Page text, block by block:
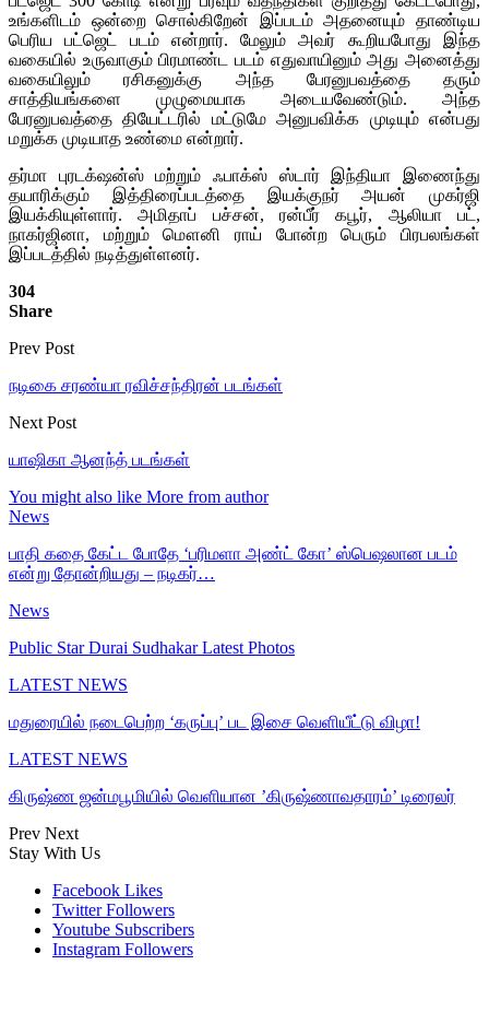
உங்களிடம் ஒன்றை சொல்கிறேன் இப்படம் அதனையும் தாண்டிய
பெரிய பட்ஜெட் படம் என்றார். மேலும் அவர் கூறியபோது இந்த
வகையில் உருவாகும் பிரமாண்ட படம் எதுவாயினும் அது அனைத்து
வகையிலும் ரசிகனுக்கு அந்த பேரனுபவத்தை தரும்
சாத்தியங்களை முழுமையாக அடையவேண்டும். அந்த
பேரனுபவத்தை தியேட்டரில் மட்டுமே அனுபவிக்க முடியும் என்பது
மறுக்க முடியாத உண்மை என்றார்.
தர்மா புரடக்‌ஷன்ஸ் மற்றும் ஃபாக்ஸ் ஸ்டார் இந்தியா இணைந்து
தயாரிக்கும் இத்திரைப்படத்தை இயக்குநர் அயன் முகர்ஜி
இயக்கியுள்ளார். அமிதாப் பச்சன், ரன்பீர் கபூர், ஆலியா பட்,
நாகர்ஜினா, மற்றும் மௌனி ராய் போன்ற பெரும் பிரபலங்கள்
இப்படத்தில் நடித்துள்ளனர்.
304
Share
Prev Post
நடிகை சரண்யா ரவிச்சந்திரன் படங்கள்
Next Post
யாஷிகா ஆனந்த் படங்கள்
You might also like More from author
News
பாதி கதை கேட்ட போதே ‘பரிமளா அண்ட் கோ’ ஸ்பெஷலான படம்
என்று தோன்றியது – நடிகர்…
News
Public Star Durai Sudhakar Latest Photos
LATEST NEWS
மதுரையில் நடைபெற்ற ‘கருப்பு’ பட இசை வெளியீட்டு விழா!
LATEST NEWS
கிருஷ்ண ஜன்மபூமியில் வெளியான ’கிருஷ்ணாவதாரம்’ டிரைலர்
Prev Next
Stay With Us
Facebook Likes
Twitter Followers
Youtube Subscribers
Instagram Followers